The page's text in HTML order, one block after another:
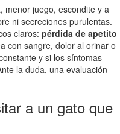
menor juego, escondite y a
ni secreciones purulentas.
claros: pérdida de apetito
con sangre, dolor al orinar o
y si los síntomas
la duda, una evaluación
a un gato que